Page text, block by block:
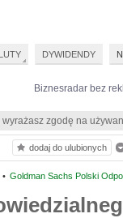
Biznesradar bez
zgodę na
• Goldman Sachs Polski
dodaj do ulubionych
DYWIDENDY